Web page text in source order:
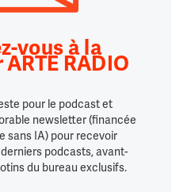
vous à la
RADIO
pour le podcast et
newsletter (financée
sans IA) pour recevoir
podcasts, avant-
du bureau exclusifs.